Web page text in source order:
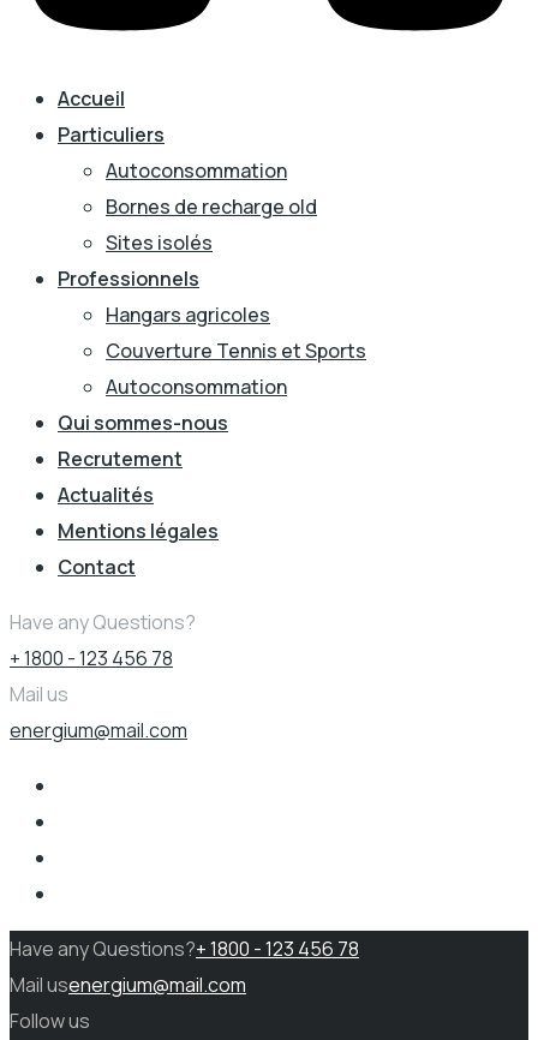
Accueil
Particuliers
Autoconsommation
Bornes de recharge old
Sites isolés
Professionnels
Hangars agricoles
Couverture Tennis et Sports
Autoconsommation
Qui sommes-nous
Recrutement
Actualités
Mentions légales
Contact
Have any Questions?
+ 1800 - 123 456 78
Mail us
energium@mail.com
Have any Questions?+ 1800 - 123 456 78
Mail usenergium@mail.com
Follow us